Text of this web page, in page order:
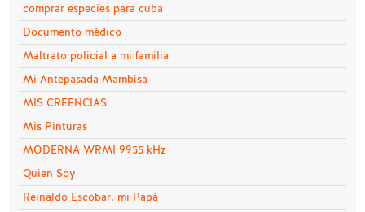
comprar especies para cuba
Documento médico
Maltrato policial a mi familia
Mi Antepasada Mambisa
MIS CREENCIAS
Mis Pinturas
MODERNA WRMI 9955 kHz
Quien Soy
Reinaldo Escobar, mi Papá